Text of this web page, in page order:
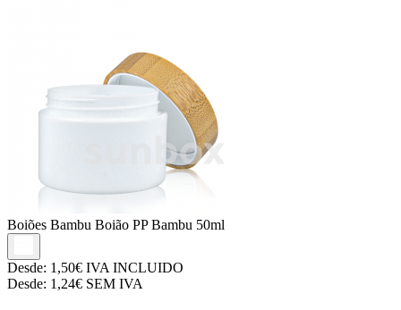
Boiões Bambu Boião PP Bambu 50ml
Desde: 1,50€ IVA INCLUIDO
Desde: 1,24€ SEM IVA